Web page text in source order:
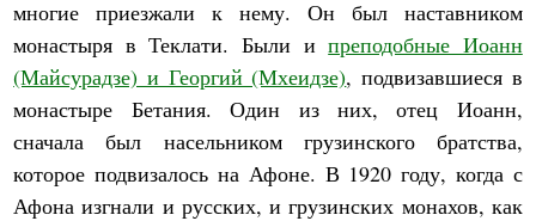
многие приезжали к нему. Он был наставником
монастыря в Теклати. Были ипреподобные Иоанн
(Майсурадзе) и Георгий (Мхеидзе), подвизавшиеся в
монастыре Бетания. Один из них, отец Иоанн,
сначала был насельником грузинского братства,
которое подвизалось на Афоне. В 1920 году, когда с
Афона изгнали и русских, и грузинских монахов, как